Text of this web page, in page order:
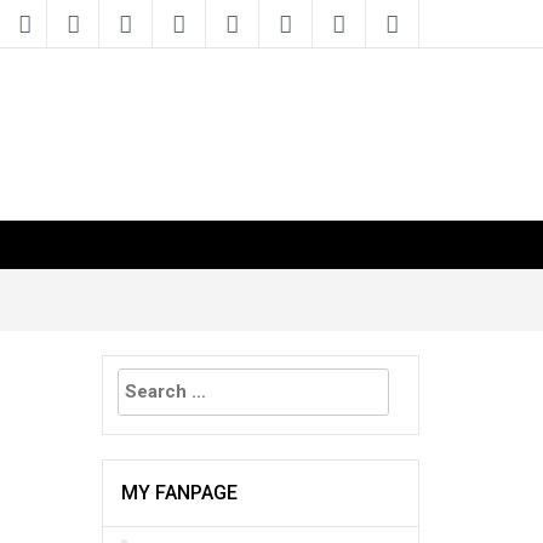
Search
for:
MY FANPAGE